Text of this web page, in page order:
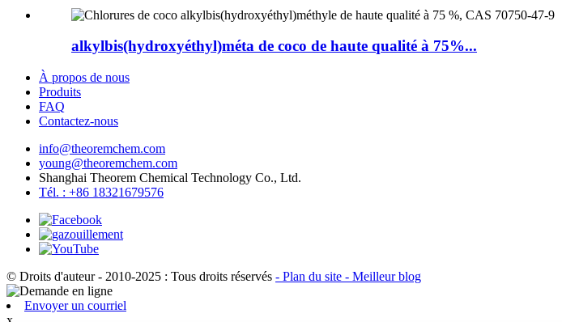
alkylbis(hydroxyéthyl)méta de coco de haute qualité à 75%...
À propos de nous
Produits
FAQ
Contactez-nous
info@theoremchem.com
young@theoremchem.com
Shanghai Theorem Chemical Technology Co., Ltd.
Tél. : +86 18321679576
© Droits d'auteur - 2010-2025 : Tous droits réservés - Plan du site - Meilleur blog
Envoyer un courriel